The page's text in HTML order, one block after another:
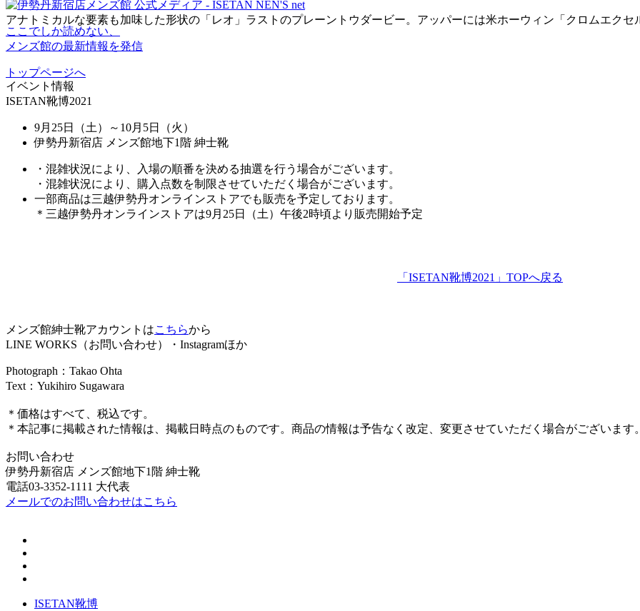
アナトミカルな要素も加味した形状の「レオ」ラストのプレーントウダービー。アッパーには米ホーウィン「クロムエクセ
イベント情報
ISETAN靴博2021
9月25日（土 ）～10月5日（火）
伊勢丹新宿店 メンズ館地下1階 紳士靴
・混雑状況により、入場の順番を決める抽選を行う場合がございます。
・混雑状況により、購入点数を制限させていただく場合がございます。
一部商品は三越伊勢丹オンラインストアでも販売を予定しております。
＊三越伊勢丹オンラインストアは9月25日（土）午後2時頃より販売開始予定
「ISETAN靴博2021」TOPへ戻る
メンズ館紳士靴アカウントはこちらから
LINE WORKS（お問い合わせ）・Instagramほか
Photograph：Takao Ohta
Text：Yukihiro Sugawara
＊価格はすべて、税込です。
＊本記事に掲載された情報は、掲載日時点のものです。商品の情報は予告なく改定、変更させていただく場合がございます。
お問い合わせ
伊勢丹新宿店 メンズ館地下1階 紳士靴
電話03-3352-1111 大代表
メールでのお問い合わせはこちら
ISETAN靴博
ここでしか読めない、
メンズ館の最新情報を発信
トップページへ